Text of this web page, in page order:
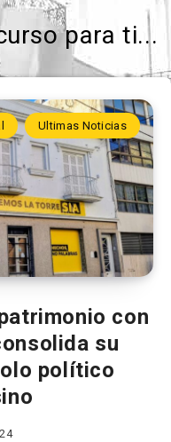
para ti...
Ultimas Noticias
con
su
político